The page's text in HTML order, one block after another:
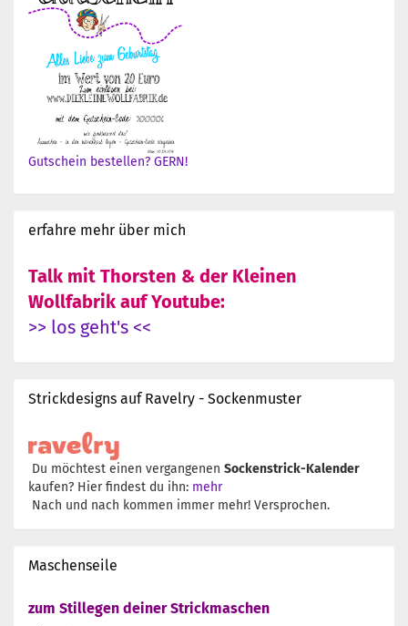
Gutschein bestellen? GERN!
erfahre mehr über mich
Talk mit Thorsten & der Kleinen
Wollfabrik auf Youtube:
>> los geht's <<
Strickdesigns auf Ravelry - Sockenmuster
Du möchtest einen vergangenen Sockenstrick-Kalender
kaufen? Hier findest du ihn: mehr
Nach und nach kommen immer mehr! Versprochen.
Maschenseile
zum Stillegen deiner Strickmaschen